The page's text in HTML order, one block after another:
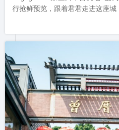
行抢鲜预览，跟着君君走进这座城